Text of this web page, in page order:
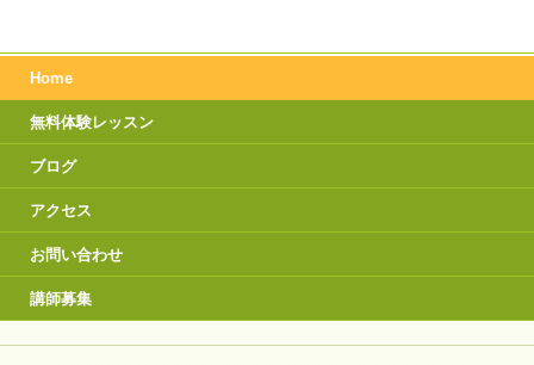
Home
無料体験レッスン
ブログ
アクセス
お問い合わせ
講師募集